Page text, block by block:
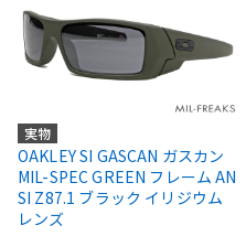
実物
OAKLEY SI GASCAN ガスカン
MIL-SPEC GREEN フレーム AN
SI Z87.1 ブラック イリジウム
レンズ